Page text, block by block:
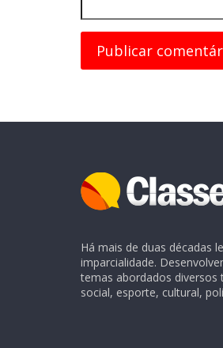
Há mais de duas décadas
imparcialidade.
temas abordados
social, esporte, cultural,